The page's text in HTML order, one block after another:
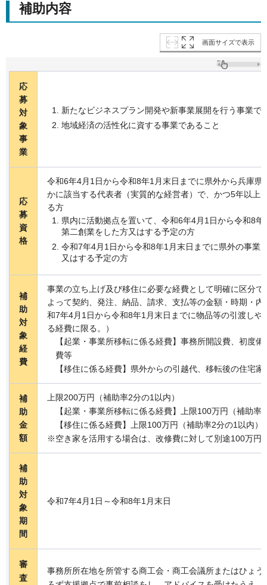
補助内容
画面サイズで表示
応
募
対
象
事
業
新たなビジネスプラン開発や新事業展開を行う事業で
地域経済の活性化に資する事業であること
応
募
資
格
令和6年4月1日から令和8年1月末日までに県外から兵庫県
かに該当する代表者（実質的な経営者）で、かつ5年以上
る方
県内に活動拠点を置いて、令和6年4月1日から令和8
第二創業をした方又はする予定の方
令和7年4月1日から令和8年1月末日までに県外の事業
又はする予定の方
補
助
対
象
経
費
事業の立ち上げ及び移住に必要な経費として明確に区分
よって契約、発注、納品、請求、支払等の金額・時期・
和7年4月1日から令和8年1月末日までに物品等の引渡しや
る経費に限る。）
【起業・事業所移転に係る経費】事務所開設費、初度
費等
【移住に係る経費】県外からの引越代、移転後の住宅家
補
助
金
額
上限200万円（補助率2分の1以内）
【起業・事業所移転に係る経費】上限100万円（補助率
【移住に係る経費】上限100万円（補助率2分の1以内）
※空き家を活用する場合は、改修費に対して別途100万円
補
助
対
象
期
間
令和7年4月1日～令和8年1月末日
審
査
事務所所在地を所管する商工会・商工会議所またはひょ